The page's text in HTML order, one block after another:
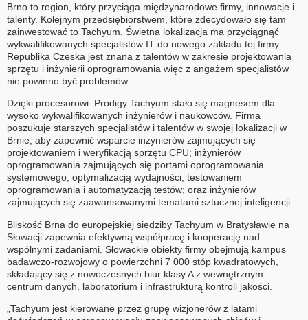
Brno to region, który przyciąga międzynarodowe firmy, innowacje i
talenty. Kolejnym przedsiębiorstwem, które zdecydowało się tam
zainwestować to Tachyum. Świetna lokalizacja ma przyciągnąć
wykwalifikowanych specjalistów IT do nowego zakładu tej firmy.
Republika Czeska jest znana z talentów w zakresie projektowania
sprzętu i inżynierii oprogramowania więc z angażem specjalistów
nie powinno być problemów.
Dzięki procesorowi Prodigy Tachyum stało się magnesem dla
wysoko wykwalifikowanych inżynierów i naukowców. Firma
poszukuje starszych specjalistów i talentów w swojej lokalizacji w
Brnie, aby zapewnić wsparcie inżynierów zajmujących się
projektowaniem i weryfikacją sprzętu CPU; inżynierów
oprogramowania zajmujących się portami oprogramowania
systemowego, optymalizacją wydajności, testowaniem
oprogramowania i automatyzacją testów; oraz inżynierów
zajmujących się zaawansowanymi tematami sztucznej inteligencji.
Bliskość Brna do europejskiej siedziby Tachyum w Bratysławie na
Słowacji zapewnia efektywną współpracę i kooperację nad
wspólnymi zadaniami. Słowackie obiekty firmy obejmują kampus
badawczo-rozwojowy o powierzchni 7 000 stóp kwadratowych,
składający się z nowoczesnych biur klasy A z wewnętrznym
centrum danych, laboratorium i infrastrukturą kontroli jakości.
„Tachyum jest kierowane przez grupę wizjonerów z latami